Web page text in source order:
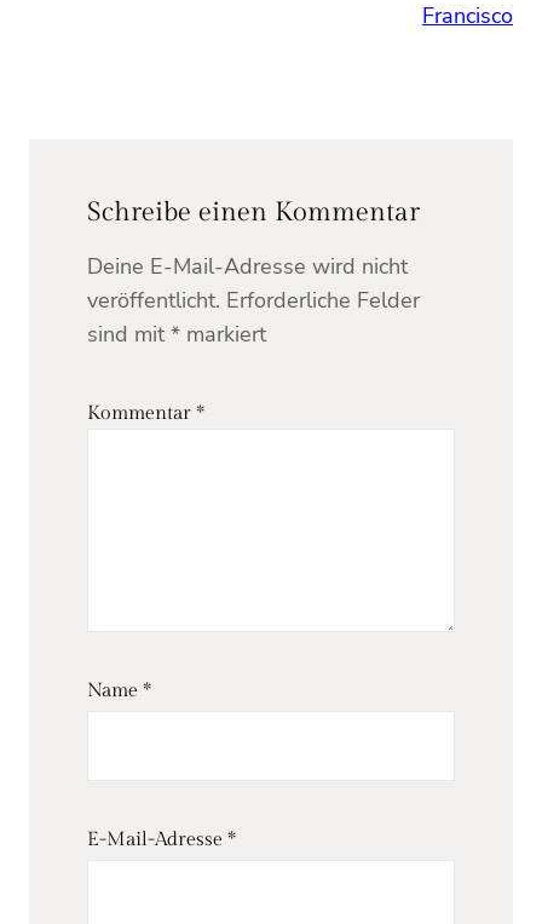
Francisco
Schreibe einen Kommentar
Deine E-Mail-Adresse wird nicht
veröffentlicht. Erforderliche Felder
sind mit* markiert
Kommentar *
Name *
E-Mail-Adresse *